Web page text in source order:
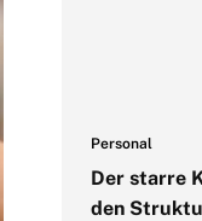
Personal
Der starre
den